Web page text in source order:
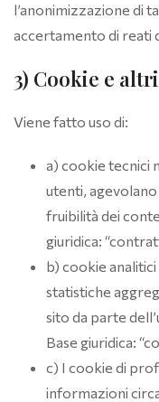
l’anonimizzazione di
accertamento di reati
3) Cookie e
Viene fatto uso di:
a) cookie tecnici
utenti,
fruibilità dei
giuridica:
b) cookie
statistiche
sito da parte
Base giuridica:
c) I cookie di
informazioni